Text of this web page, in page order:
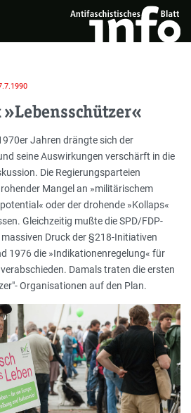
öffnen
Jahren drängte sich der
seine Auswirkungen verschärft in die
Die Regierungsparteien
Mangel an »militärischem
« oder der drohende »Kollaps«
Gleichzeitig mußte die SPD/FDP-
Druck der §218-Initiativen
1976 die »Indikationenregelung« für
Damals traten die ersten
Organisationen auf den Plan.